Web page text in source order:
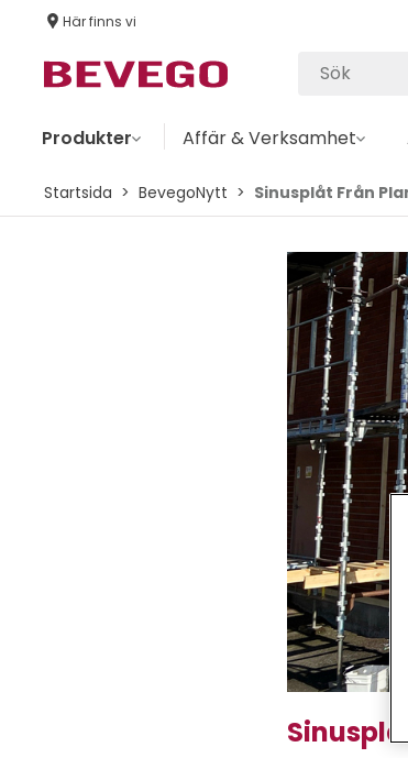
Här finns vi
Produkter Affär & Verksamhet
Startsida BevegoNytt Sinusplåt Från